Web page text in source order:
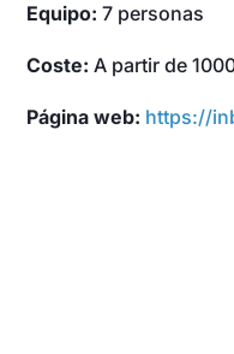
Equipo: 7 personas
Coste: A partir de
Página web: https://